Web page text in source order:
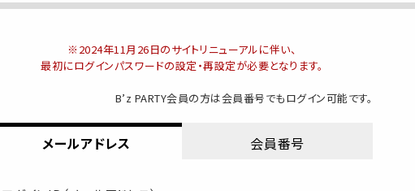
※2024年11月26日のサイトリニューアルに伴い、
最初にログインパスワードの設定・再設定が必要となります。
B’z PARTY会員の方は会員番号でもログイン可能です。
メールアドレス 会員番号